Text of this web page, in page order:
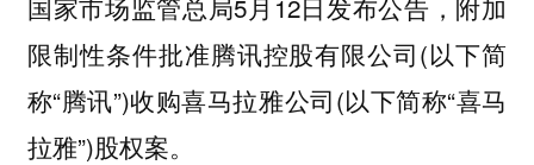
限制性条件批准腾讯控股有限公司(以下简
称“腾讯”)收购喜马拉雅公司(以下简称“喜马
拉雅”)股权案。